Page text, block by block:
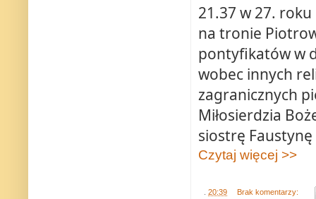
21.37 w 27.
na tronie
pontyfikatów w
wobec innych
zagranicznych
Miłosierdzia
siostrę
Czytaj więcej >>
. 20:39 Brak komentarzy: